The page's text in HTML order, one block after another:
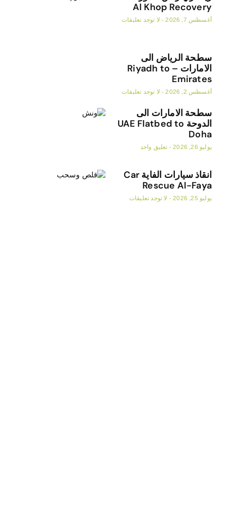
Al Khop Recovery
أغسطس 7, 2026 لا توجد تعليقات
سطحة الرياض الى
الامارات – Riyadh to
Emirates
أغسطس 2, 2026 لا توجد تعليقات
سطحة الامارات الى
الدوحة UAE Flatbed to
Doha
تعليق واحد
انقاذ سيارات الفاية Car
Rescue Al-Faya
لا توجد تعليقات